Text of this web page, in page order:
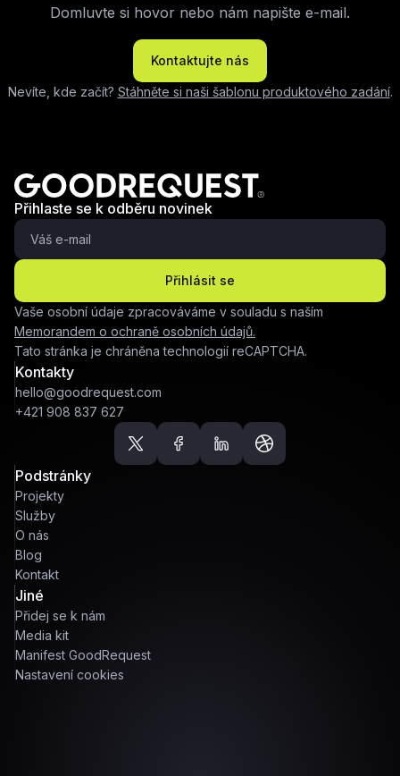
Domluvte si hovor nebo nám napište e-mail.
Kontaktujte nás
Nevíte, kde začít? Stáhněte si naši šablonu produktového zadání.
Přihlaste se k odběru novinek
Přihlásit se
Vaše osobní údaje zpracováváme v souladu s naším
Memorandem o ochraně osobních údajů.
Tato stránka je chráněna technologií reCAPTCHA.
Kontakty
hello@goodrequest.com
+421 908 837 627
Podstránky
Projekty
Služby
O nás
Blog
Kontakt
Jiné
Přidej se k nám
Media kit
Manifest GoodRequest
Nastavení cookies